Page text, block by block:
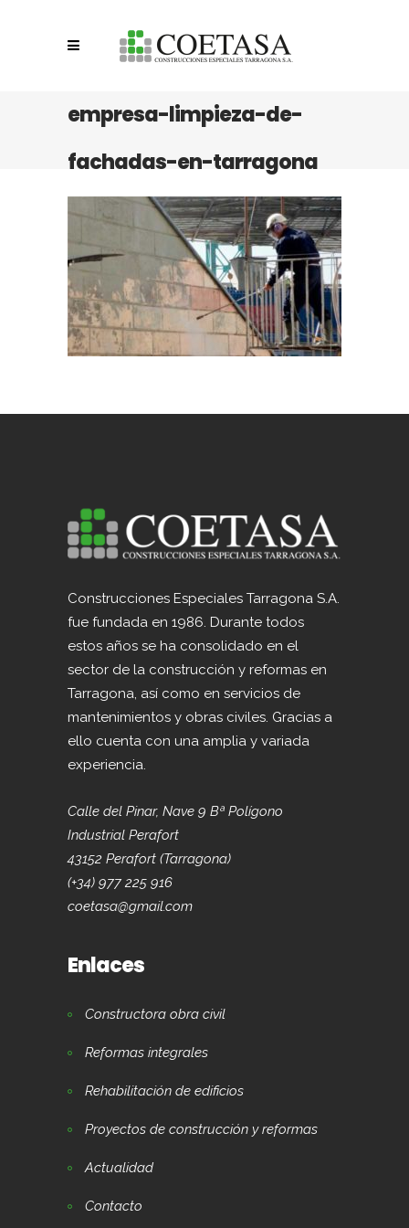
empresa-limpieza-de-
fachadas-en-tarragona
Construcciones Especiales Tarragona S.A.
fue fundada en 1986. Durante todos
estos años se ha consolidado en el
sector de la construcción y reformas en
Tarragona, así como en servicios de
mantenimientos y obras civiles. Gracias a
ello cuenta con una amplia y variada
experiencia.
Calle del Pinar, Nave 9 Bª Polígono
Industrial Perafort
43152 Perafort (Tarragona)
(+34) 977 225 916
coetasa@gmail.com
Enlaces
Constructora obra civil
Reformas integrales
Rehabilitación de edificios
Proyectos de construcción y reformas
Actualidad
Contacto